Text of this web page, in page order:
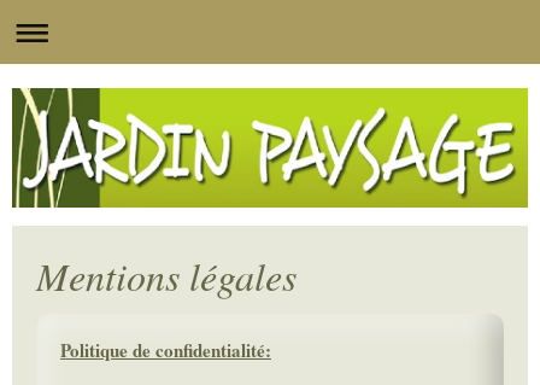
Mentions légales
Politique de confidentialité: